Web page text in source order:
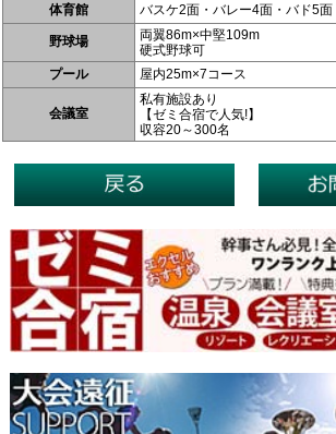
体育館 バスケ2面・バレー4面・バド5面
野球場
両翼86m×中堅109m
硬式野球可
プール
屋内25m×7コース
会議室
私有施設あり
【ゼミ合宿で人気!】
収容20～300名